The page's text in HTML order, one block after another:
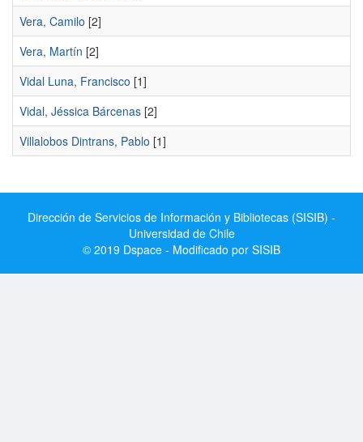
Vera, Camilo [2]
Vera, Martín [2]
Vidal Luna, Francisco [1]
Vidal, Jéssica Bárcenas [2]
Villalobos Dintrans, Pablo [1]
Dirección de Servicios de Información y Bibliotecas (SISIB) -
Universidad de Chile
© 2019 Dspace - Modificado por SISIB